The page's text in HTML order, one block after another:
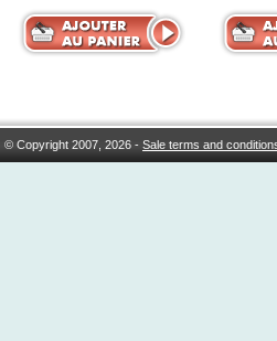
© Copyright 2007, 2026 -Sale terms and